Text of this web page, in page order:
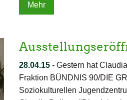
Mehr
28.04.15- Gestern hat
Fraktion BÜNDNIS 90/DIE
Soziokulturellen